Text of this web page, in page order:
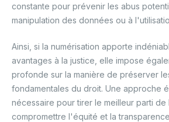
constante pour prévenir les abus
manipulation des données ou à
Ainsi, si la numérisation apporte
avantages à la justice, elle impose
profonde sur la manière de préserver
fondamentales du droit. Une approche
nécessaire pour tirer le meilleur parti de
compromettre l'équité et la